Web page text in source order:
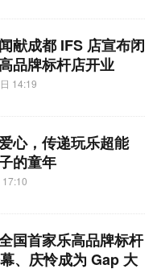
献成都 IFS 店宣布闭
品牌标杆店开业
14:19
心，传递玩乐超能
的童年
国首家乐高品牌标杆
、庆怜成为 Gap 大